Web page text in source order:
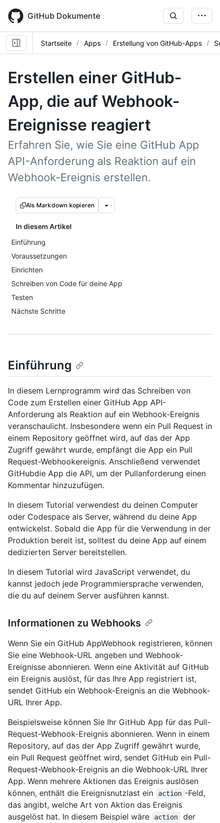
main
content
GitHub Dokumente
Startseite Apps Erstellung von GitHub-Apps
Erstellen einer GitHub-
App, die auf Webhook-
Ereignisse reagiert
Erfahren Sie, wie Sie eine GitHub App
API-Anforderung als Reaktion auf ein
Webhook-Ereignis erstellen.
Als Markdown kopieren
In diesem Artikel
Einführung
Voraussetzungen
Einrichten
Schreiben von Code für deine App
Testen
Nächste Schritte
Einführung
In diesem Lernprogramm wird das Schreiben von
Code zum Erstellen einer GitHub App API-
Anforderung als Reaktion auf ein Webhook-Ereignis
veranschaulicht. Insbesondere wenn ein Pull Request in
einem Repository geöffnet wird, auf das der App
Zugriff gewährt wurde, empfängt die App ein Pull
Request-Webhookereignis. Anschließend verwendet
GitHubdie App die API, um der Pullanforderung einen
Kommentar hinzuzufügen.
In diesem Tutorial verwendest du deinen Computer
oder Codespace als Server, während du deine App
entwickelst. Sobald die App für die Verwendung in der
Produktion bereit ist, solltest du deine App auf einem
dedizierten Server bereitstellen.
In diesem Tutorial wird JavaScript verwendet, du
kannst jedoch jede Programmiersprache verwenden,
die du auf deinem Server ausführen kannst.
Informationen zu Webhooks
Wenn Sie ein GitHub AppWebhook registrieren, können
Sie eine Webhook-URL angeben und Webhook-
Ereignisse abonnieren. Wenn eine Aktivität auf GitHub
ein Ereignis auslöst, für das Ihre App registriert ist,
sendet GitHub ein Webhook-Ereignis an die Webhook-
URL Ihrer App.
Beispielsweise können Sie Ihr GitHub App für das Pull-
Request-Webhook-Ereignis abonnieren. Wenn in einem
Repository, auf das der App Zugriff gewährt wurde,
ein Pull Request geöffnet wird, sendet GitHub ein Pull-
Request-Webhook-Ereignis an die Webhook-URL Ihrer
App. Wenn mehrere Aktionen das Ereignis auslösen
können, enthält die Ereignisnutzlast ein
action -Feld,
das angibt, welche Art von Aktion das Ereignis
ausgelöst hat. In diesem Beispiel wäre
action
der